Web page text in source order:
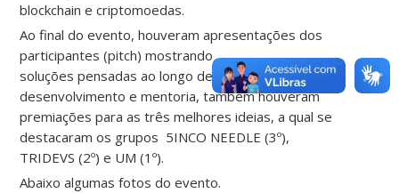
blockchain e criptomoedas.
Ao final do evento, houveram apresentações dos
participantes (pitch) mostrando
soluções pensadas ao longo desses dois dias de
desenvolvimento e mentoria, também houveram
premiações para as três melhores ideias, a qual se
destacaram os grupos 5INCO NEEDLE (3º),
TRIDEVS (2º) e UM (1º).
Abaixo algumas fotos do evento.